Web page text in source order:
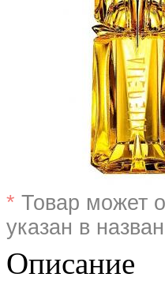
* Товар может
указан в
Описание